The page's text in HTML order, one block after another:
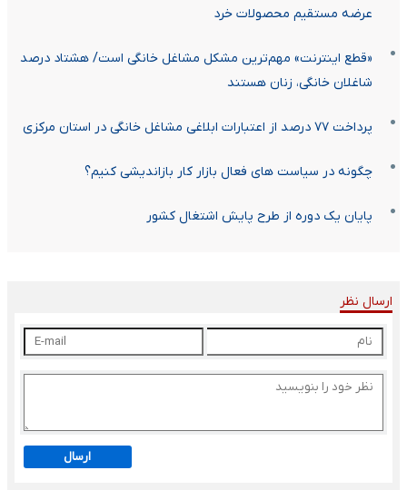
عرضه مستقیم محصولات خرد
«قطع اینترنت» مهم‌ترین مشکل مشاغل خانگی است/ هشتاد درصد
شاغلان خانگی، زنان هستند
پرداخت ۷۷ درصد از اعتبارات ابلاغی مشاغل خانگی در استان مرکزی
چگونه در سیاست های فعال بازار کار بازاندیشی کنیم؟
پایان یک دوره از طرح پایش اشتغال کشور
ارسال نظر
ارسال